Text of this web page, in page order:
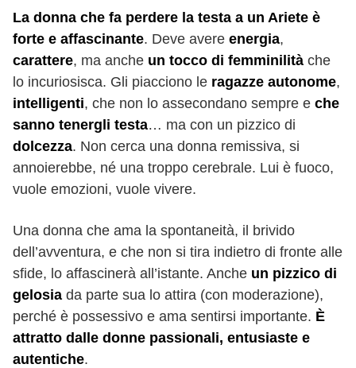
La donna che fa perdere la testa a un Ariete è
forte e affascinante. Deve avere energia,
carattere, ma anche un tocco di femminilità che
lo incuriosisca. Gli piacciono le ragazze autonome,
intelligenti, che non lo assecondano sempre e che
sanno tenergli testa… ma con un pizzico di
dolcezza. Non cerca una donna remissiva, si
annoierebbe, né una troppo cerebrale. Lui è fuoco,
vuole emozioni, vuole vivere.
Una donna che ama la spontaneità, il brivido
dell’avventura, e che non si tira indietro di fronte alle
sfide, lo affascinerà all’istante. Anche un pizzico di
gelosia da parte sua lo attira (con moderazione),
perché è possessivo e ama sentirsi importante. È
attratto dalle donne passionali, entusiaste e
autentiche.